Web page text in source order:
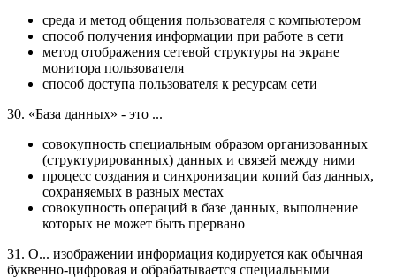
среда и метод общения пользователя с компьютером
способ получения информации при работе в сети
метод отображения сетевой структуры на экране
монитора пользователя
способ доступа пользователя к ресурсам сети
30. «База данных» - это ...
совокупность специальным образом организованных
(структурированных) данных и связей между ними
процесс создания и синхронизации копий баз данных,
сохраняемых в разных местах
совокупность операций в базе данных, выполнение
которых не может быть прервано
31. О... изображении информация кодируется как обычная
буквенно-цифровая и обрабатывается специальными